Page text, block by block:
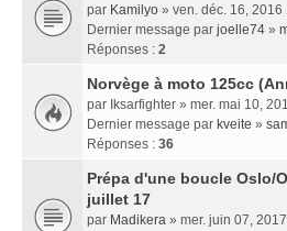
par Kamilyo » ven. déc. 16, 2016
Dernier message par joelle74 »
Réponses : 2
Norvège à moto 125cc
par Iksarfighter » mer. mai 10,
Dernier message par kveite »
Réponses : 36
Prépa d'une boucle Oslo/
juillet 17
par Madikera » mer. juin 07,